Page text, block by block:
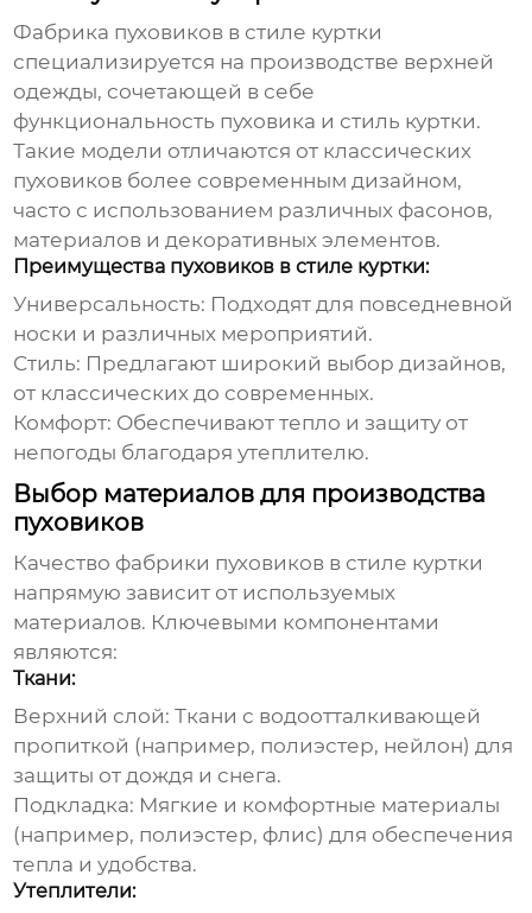
Фабрика пуховиков в стиле куртки
специализируется на производстве верхней
одежды, сочетающей в себе
функциональность пуховика и стиль куртки.
Такие модели отличаются от классических
пуховиков более современным дизайном,
часто с использованием различных фасонов,
материалов и декоративных элементов.
Преимущества пуховиков в стиле куртки:
Универсальность: Подходят для повседневной
носки и различных мероприятий.
Стиль: Предлагают широкий выбор дизайнов,
от классических до современных.
Комфорт: Обеспечивают тепло и защиту от
непогоды благодаря утеплителю.
Выбор материалов для производства
пуховиков
Качество фабрики пуховиков в стиле куртки
напрямую зависит от используемых
материалов. Ключевыми компонентами
являются:
Ткани:
Верхний слой: Ткани с водоотталкивающей
пропиткой (например, полиэстер, нейлон) для
защиты от дождя и снега.
Подкладка: Мягкие и комфортные материалы
(например, полиэстер, флис) для обеспечения
тепла и удобства.
Утеплители: